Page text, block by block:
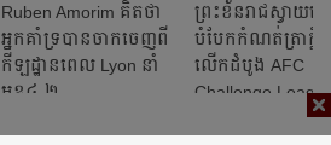
Ruben Amorim គិត​ថា​
អ្នក​គាំទ្រ​​បាន​ចាក​ចេញ​ពី​
កីឡដ្ឋាន​​ពេល​ Lyon នាំ
មុខ​៤-២​
ព្រះខ័ន​រាជ​ស្វាយរ
បំបែក​កំណត់ត្រា​ក្លិ
លើក​ដំបូង​ AFC
Challenge